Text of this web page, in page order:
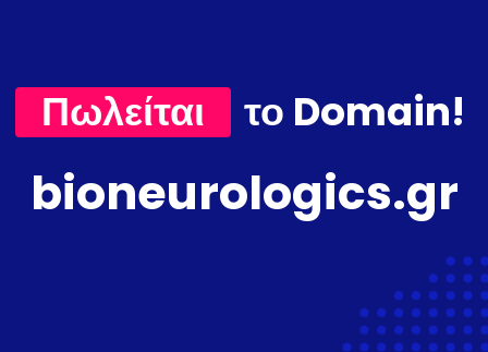
Πωλείται το Domain!
bioneurologics.gr